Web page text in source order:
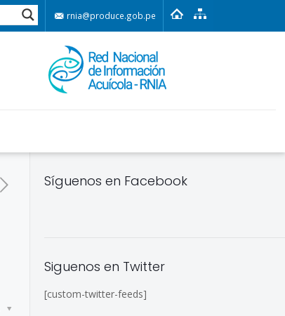
rnia@produce.gob.pe
Síguenos en Facebook
Siguenos en Twitter
[custom-twitter-feeds]